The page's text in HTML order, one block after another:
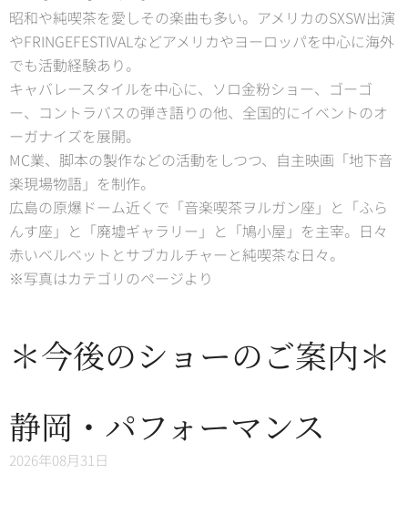
昭和や純喫茶を愛しその楽曲も多い。アメリカのSXSW出演
やFRINGEFESTIVALなどアメリカやヨーロッパを中心に海外
でも活動経験あり。
キャバレースタイルを中心に、ソロ金粉ショー、ゴーゴ
ー、コントラバスの弾き語りの他、全国的にイベントのオ
ーガナイズを展開。
MC業、脚本の製作などの活動をしつつ、自主映画「地下音
楽現場物語」を制作。
広島の原爆ドーム近くで「音楽喫茶ヲルガン座」と「ふら
んす座」と「廃墟ギャラリー」と「鳩小屋」を主宰。日々
赤いベルベットとサブカルチャーと純喫茶な日々。
※写真はカテゴリのページより
＊今後のショーのご案内＊
静岡・パフォーマンス
2026年08月31日